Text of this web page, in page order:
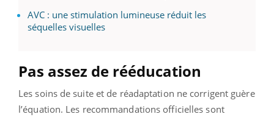
AVC : une stimulation lumineuse réduit les
séquelles visuelles
Pas assez de rééducation
Les soins de suite et de réadaptation ne corrigent guère
l’équation. Les recommandations officielles sont